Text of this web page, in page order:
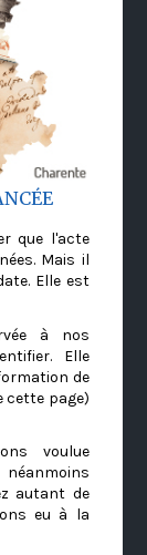
que l'acte
Mais il
Elle est
à nos
Elle
de
cette page)
voulue
autant de
eu à la